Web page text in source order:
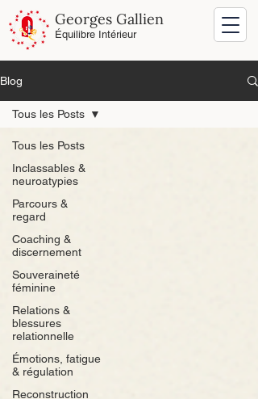
Georges Gallien
Équilibre Intérieur
Blog
Tous les Posts
Inclassables &
neuroatypies
Parcours &
regard
Coaching &
discernement
Souveraineté
féminine
Relations &
blessures
relationnelle
Émotions, fatigue
& régulation
Reconstruction
Tous les Posts